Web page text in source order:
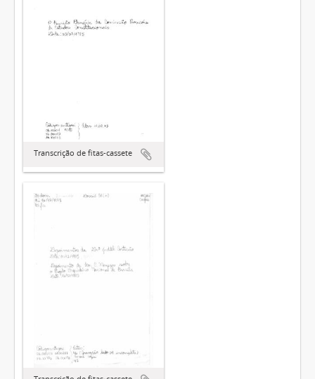
Transcrição de fitas-cassete